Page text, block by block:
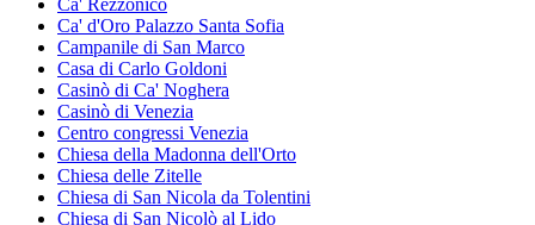
Ca' Rezzonico
Ca' d'Oro Palazzo Santa Sofia
Campanile di San Marco
Casa di Carlo Goldoni
Casinò di Ca' Noghera
Casinò di Venezia
Centro congressi Venezia
Chiesa della Madonna dell'Orto
Chiesa delle Zitelle
Chiesa di San Nicola da Tolentini
Chiesa di San Nicolò al Lido